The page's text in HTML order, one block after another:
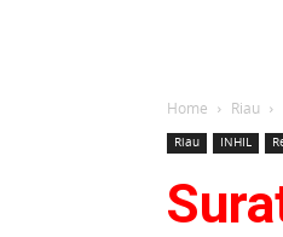
Home Riau
Riau INHIL